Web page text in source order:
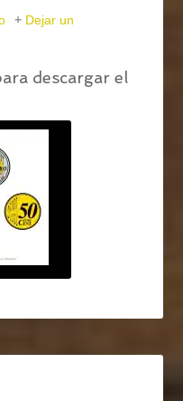
Dejar un
descargar el